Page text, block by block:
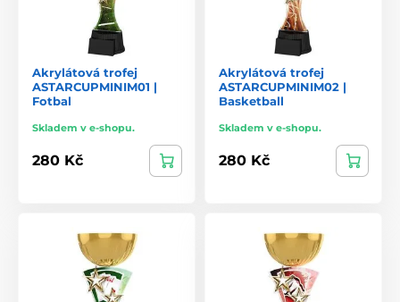
Akrylátová trofej
ASTARCUPMINIM01 |
Fotbal
Skladem v e-shopu.
280 Kč
Akrylátová trofej
ASTARCUPMINIM02 |
Basketball
Skladem v e-shopu.
280 Kč